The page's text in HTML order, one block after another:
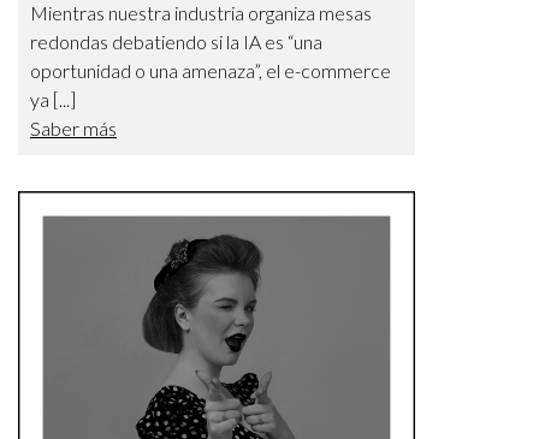
Mientras nuestra industria organiza mesas
redondas debatiendo si la IA es “una
oportunidad o una amenaza”, el e-commerce
ya [...]
Saber más